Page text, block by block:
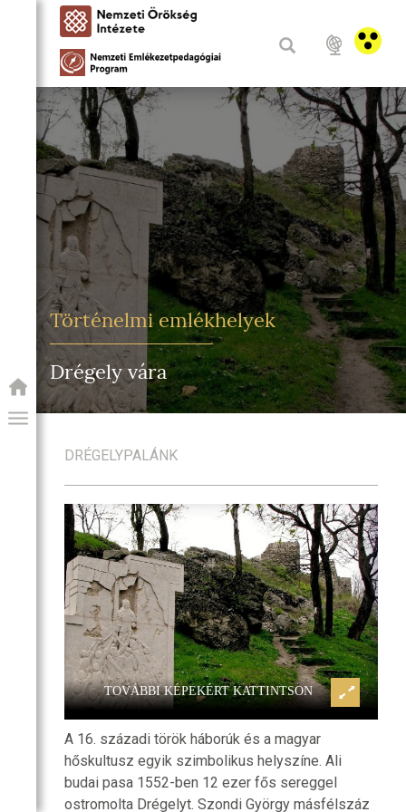
PROGRAM
Történelmi emlékhelyek
Drégely vára
DRÉGELYPALÁNK
TOVÁBBI KÉPEKÉRT KATTINTSON
Drégely vára
A 16. századi török háborúk és a magyar
hőskultusz egyik szimbolikus helyszíne. Ali
budai pasa 1552-ben 12 ezer fős sereggel
ostromolta Drégelyt. Szondi György másfélszáz